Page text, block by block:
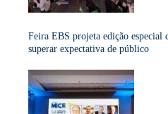
Feira EBS projeta edição especial
superar expectativa de público